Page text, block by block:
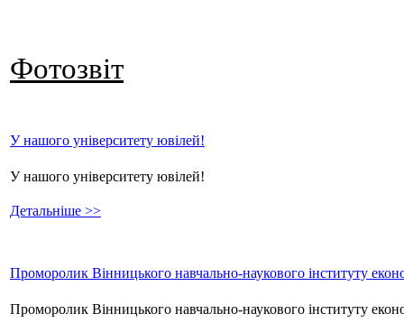
Фотозвіт
У нашого університету ювілей!
У нашого університету ювілей!
Детальніше >>
Проморолик Вінницького навчально-наукового інституту
Проморолик Вінницького навчально-наукового інституту